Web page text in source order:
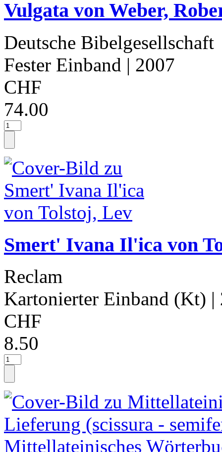
Vulgata von Weber,
Deutsche Bibelgesellschaft
Fester Einband | 2007
CHF
74.00
Smert' Ivana Il'ica von
Reclam
Kartonierter Einband (Kt) |
CHF
8.50